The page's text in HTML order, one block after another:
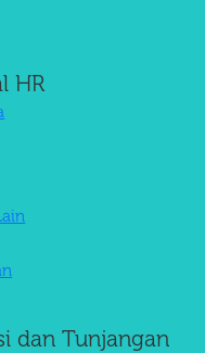
HR
dan Tunjangan